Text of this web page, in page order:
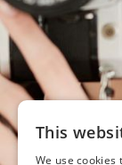
This
We use cookies